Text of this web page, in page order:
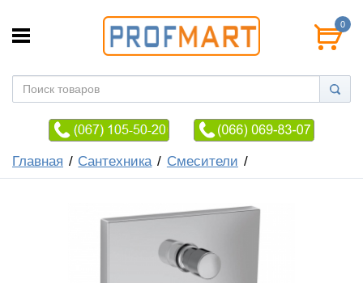
0
Главная Сантехника Смесители